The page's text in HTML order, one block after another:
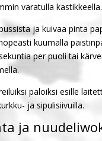
varatulla kastikkeella.
ja kuivaa pinta
kuumalla
per puoli tai
paloiksi esille
ja sipulisiivuilla.
ja